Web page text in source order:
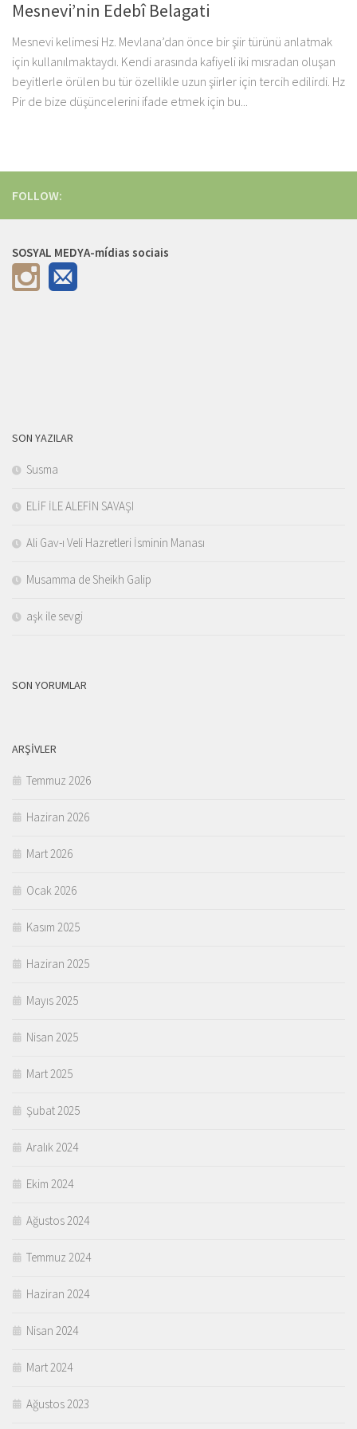
Mesnevi’nin Edebî Belagati
Mesnevi kelimesi Hz. Mevlana’dan önce bir şiir türünü anlatmak
için kullanılmaktaydı. Kendi arasında kafiyeli iki mısradan oluşan
beyitlerle örülen bu tür özellikle uzun şiirler için tercih edilirdi. Hz
Pir de bize düşüncelerini ifade etmek için bu...
FOLLOW:
SOSYAL MEDYA-mídias sociais
SON YAZILAR
Susma
ELİF İLE ALEFİN SAVAŞI
Ali Gav-ı Veli Hazretleri İsminin Manası
Musamma de Sheikh Galip
aşk ile sevgi
SON YORUMLAR
ARŞIVLER
Temmuz 2026
Haziran 2026
Mart 2026
Ocak 2026
Kasım 2025
Haziran 2025
Mayıs 2025
Nisan 2025
Mart 2025
Şubat 2025
Aralık 2024
Ekim 2024
Ağustos 2024
Temmuz 2024
Haziran 2024
Nisan 2024
Mart 2024
Ağustos 2023